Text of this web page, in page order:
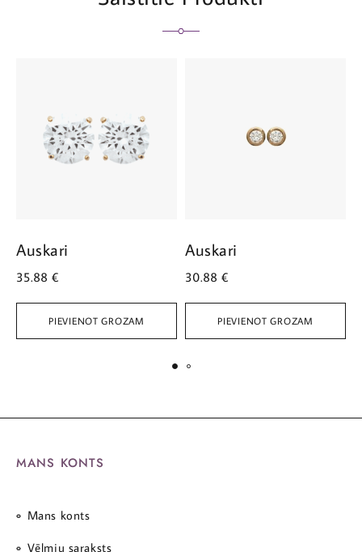
PIEVIENOT GROZAM
Auskari
35.88 €
PIEVIENOT GROZAM
Auskari
30.88 €
MANS KONTS
Mans konts
Vēlmju saraksts